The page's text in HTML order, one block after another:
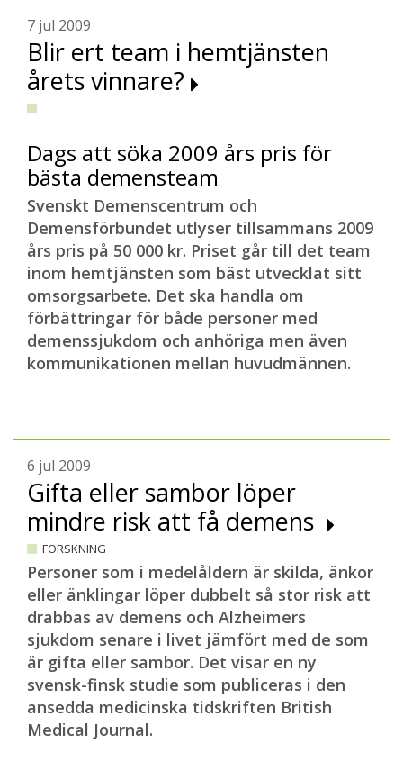
7 jul 2009
Blir ert team i hemtjänsten
årets vinnare?
Dags att söka 2009 års pris för
bästa demensteam
Svenskt Demenscentrum och
Demensförbundet utlyser tillsammans 2009
års pris på 50 000 kr. Priset går till det team
inom hemtjänsten som bäst utvecklat sitt
omsorgsarbete. Det ska handla om
förbättringar för både personer med
demenssjukdom och anhöriga men även
kommunikationen mellan huvudmännen.
6 jul 2009
Gifta eller sambor löper
mindre risk att få demens
FORSKNING
Personer som i medelåldern är skilda, änkor
eller änklingar löper dubbelt så stor risk att
drabbas av demens och Alzheimers
sjukdom senare i livet jämfört med de som
är gifta eller sambor. Det visar en ny
svensk-finsk studie som publiceras i den
ansedda medicinska tidskriften British
Medical Journal.